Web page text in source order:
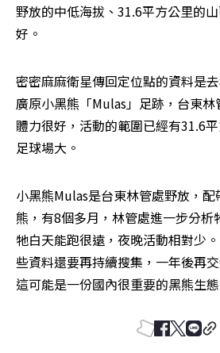
野放的中低海拔、31.6平方公里的
好。
密密麻麻衛星傳回定位點的資料是
廣原小黑熊「Mulas」足跡，台東
體力很好，活動的範圍已經有31.6
足球場大。
小黑熊Mulas是台東林管處野放，
熊，有8個多月，林管處進一步分析
牠白天能跑很遠，夜晚活動相對少
些資料還要再持續搜集，一年後再
這可能是一份國內很重要的黑熊生態